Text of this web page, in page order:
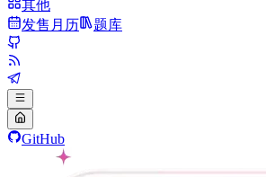
其他
发售月历
题库
GitHub